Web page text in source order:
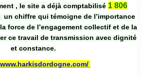
, le site a déjà comptabilisé 1 806
un chiffre qui témoigne de l’importance
force de l’engagement collectif et de la
ce travail de transmission avec dignité
et constance.